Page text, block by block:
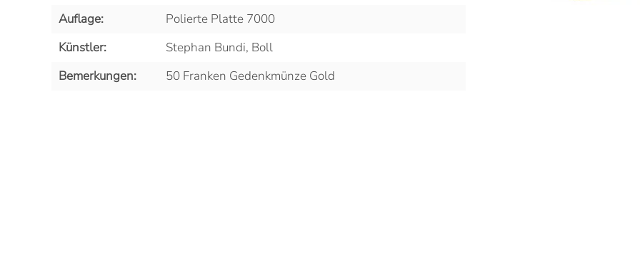
Auflage:
Polierte Platte 7000
Künstler:
Stephan Bundi, Boll
Bemerkungen:
50 Franken Gedenkmünze Gold